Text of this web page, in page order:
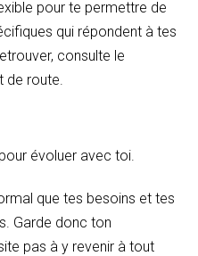
pour te permettre de
qui répondent à tes
consulte le
de route.
évoluer avec toi.
que tes besoins et tes
Garde donc ton
pas à y revenir à tout